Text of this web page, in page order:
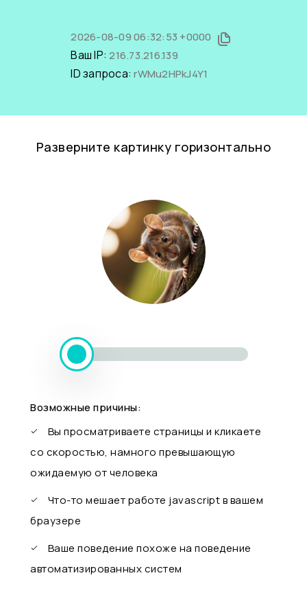
2026-08-09 06:32:53 +0000
Ваш IP:216.73.216.139
ID запроса:rWMu2HPkJ4Y1
Разверните картинку горизонтально
Возможные причины:
Вы просматриваете страницы и кликаете
со скоростью, намного превышающую
ожидаемую от человека
Что-то мешает работе javascript в вашем
браузере
Ваше поведение похоже на поведение
автоматизированных систем